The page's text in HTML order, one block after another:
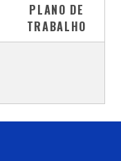
PLANO DE
TRABALHO